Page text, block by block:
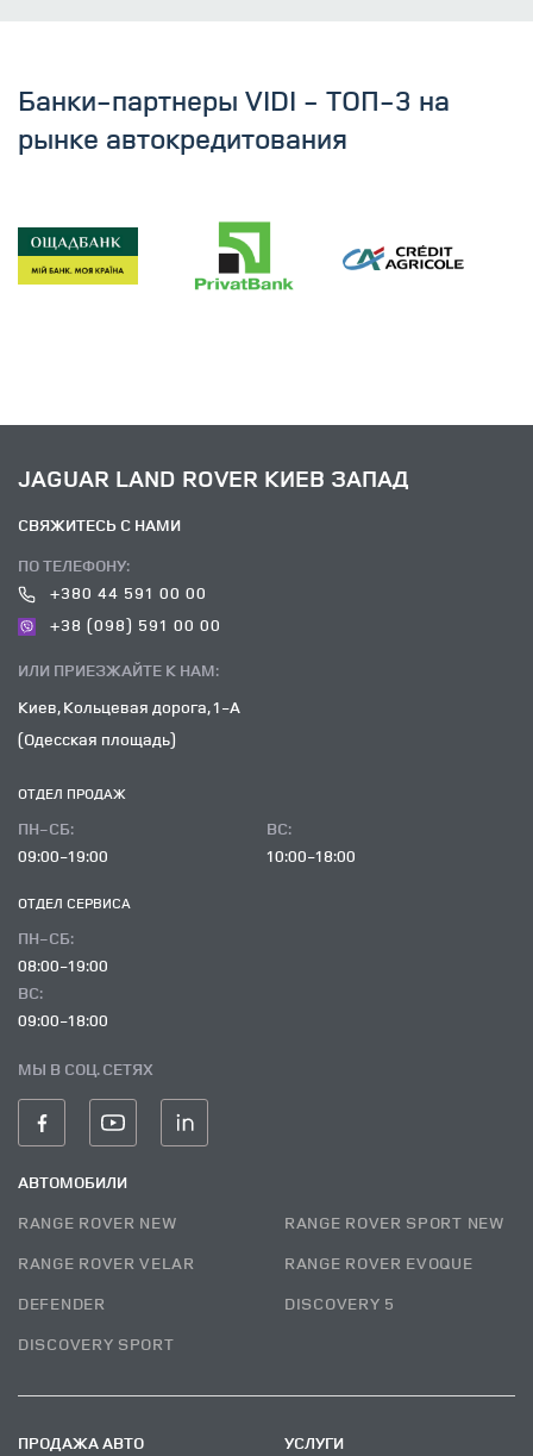
Банки-партнеры VIDI - ТОП-3 на
рынке автокредитования
JAGUAR LAND ROVER КИЕВ ЗАПАД
СВЯЖИТЕСЬ С НАМИ
ПО ТЕЛЕФОНУ:
+380 44 591 00 00
+38 (098) 591 00 00
ИЛИ ПРИЕЗЖАЙТЕ К НАМ:
Киев, Кольцевая дорога, 1-А
(Одесская площадь)
ОТДЕЛ ПРОДАЖ
ПН-СБ:
09:00-19:00
ВC:
10:00-18:00
ОТДЕЛ CЕРВИСА
ПН-СБ:
08:00-19:00
ВC:
09:00-18:00
МЫ В СОЦ. СЕТЯХ
АВТОМОБИЛИ
RANGE ROVER NEW
RANGE ROVER SPORT NEW
RANGE ROVER VELAR
RANGE ROVER EVOQUE
DEFENDER
DISCOVERY 5
DISCOVERY SPORT
ПРОДАЖА АВТО
УСЛУГИ